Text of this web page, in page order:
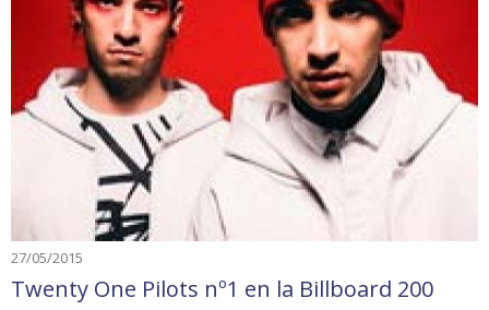
27/05/2015
Twenty One Pilots nº1 en la Billboard 200